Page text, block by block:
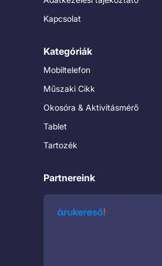
Kapcsolat
Kategóriák
Mobiltelefon
Műszaki Cikk
Okosóra & Aktivitásmérő
Tablet
Tartozék
Partnereink